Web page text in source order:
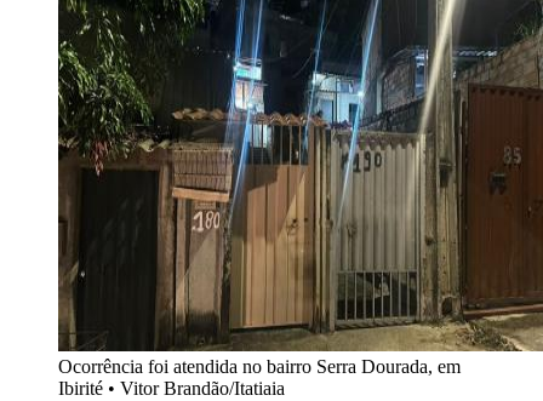
Ocorrência foi atendida no bairro Serra Dourada, em
Ibirité • Vitor Brandão/Itatiaia